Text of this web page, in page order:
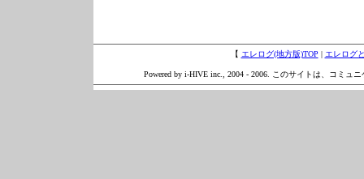
【 エレログ(地方版)TOP | エレログ
Powered by i-HIVE inc., 2004 - 2006. このサイトは、コミュ